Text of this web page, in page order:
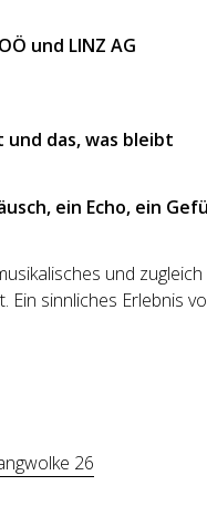
und LINZ AG
und das, was bleibt
ein Echo, ein
und
sinnliches Erlebnis
26